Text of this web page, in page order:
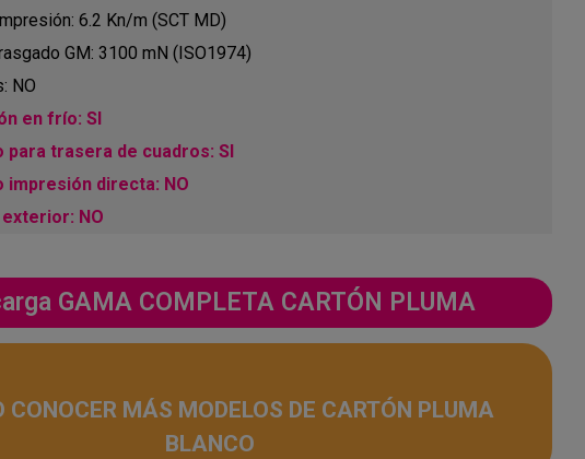
6.2 Kn/m (SCT MD)
GM: 3100 mN (ISO1974)
NO
en frío: SI
para trasera de cuadros: SI
impresión directa: NO
NO
GAMA COMPLETA CARTÓN PLUMA
CONOCER MÁS MODELOS DE CARTÓN PLUMA
BLANCO